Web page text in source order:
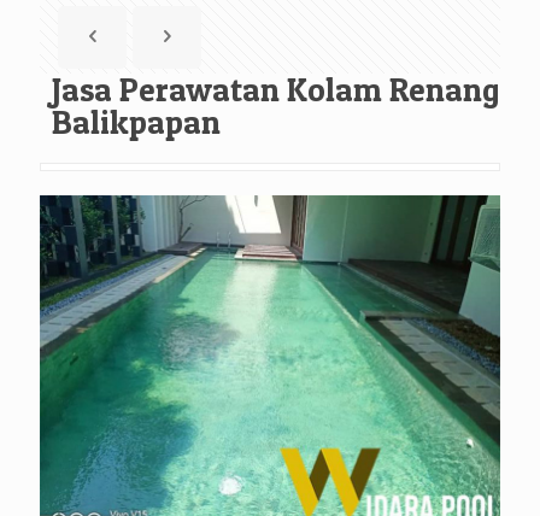
Jasa Perawatan Kolam Renang
Balikpapan